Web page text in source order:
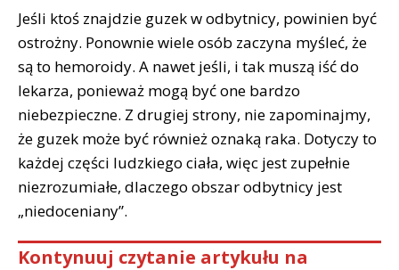
Jeśli ktoś znajdzie guzek w odbytnicy, powinien być
ostrożny. Ponownie wiele osób zaczyna myśleć, że
są to hemoroidy. A nawet jeśli, i tak muszą iść do
lekarza, ponieważ mogą być one bardzo
niebezpieczne. Z drugiej strony, nie zapominajmy,
że guzek może być również oznaką raka. Dotyczy to
każdej części ludzkiego ciała, więc jest zupełnie
niezrozumiałe, dlaczego obszar odbytnicy jest
„niedoceniany”.
Kontynuuj czytanie artykułu na